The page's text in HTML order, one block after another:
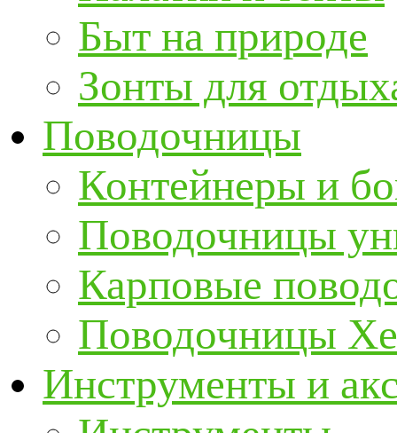
Быт на природе
Зонты для
Поводочницы
Контейнеры и
Поводочницы
Карповые
Поводочницы
Инструменты и